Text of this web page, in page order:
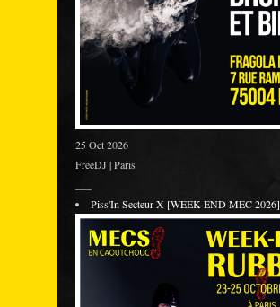
25 Oct 2026
FreeDJ | Paris
Piss'In Secteur X [WEEK-END MEC 2026]